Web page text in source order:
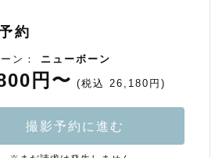
約
ン： ニューボーン
円〜 (税込 26,180円)
撮影予約に進む